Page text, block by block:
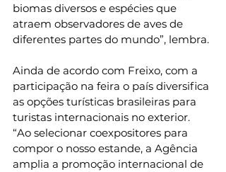
biomas diversos e espécies que
atraem observadores de aves de
diferentes partes do mundo”, lembra.
Ainda de acordo com Freixo, com a
participação na feira o país diversifica
as opções turísticas brasileiras para
turistas internacionais no exterior.
“Ao selecionar coexpositores para
compor o nosso estande, a Agência
amplia a promoção internacional de